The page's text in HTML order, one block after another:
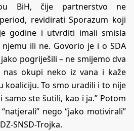
BiH, čije partnerstvo ne
revidirati Sporazum koji
godine i utvrditi imali smisla
ili ne. Govorio je i o SDA
jako pogriješili – ne smijemo dva
nas okupi neko iz vana i kaže
koaliciju. To smo uradili i to nije
samo ste šutili, kao i ja.” Potom
nego “jako motivirali”
SNSD-Trojka.